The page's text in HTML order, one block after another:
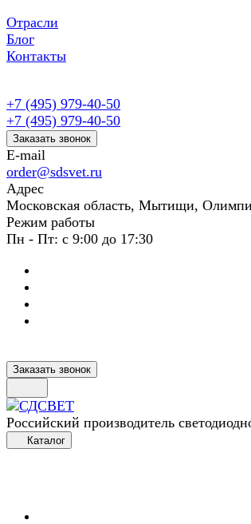
Отрасли
Блог
Контакты
+7 (495) 979-40-50
+7 (495) 979-40-50
Заказать звонок
E-mail
order@sdsvet.ru
Адрес
Московская область, Мытищи,
Режим работы
Пн - Пт: с 9:00 до 17:30
Заказать звонок
Российский производитель
Каталог